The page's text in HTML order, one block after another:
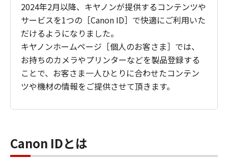
2024年2月以降、キヤノンが提供するコンテンツや
サービスを1つの［Canon ID］で快適にご利用いた
だけるようになりました。
キヤノンホームページ［個人のお客さま］では、
お持ちのカメラやプリンターなどを製品登録する
ことで、お客さま一人ひとりに合わせたコンテン
ツや機材の情報をご提供させて頂きます。
Canon IDとは